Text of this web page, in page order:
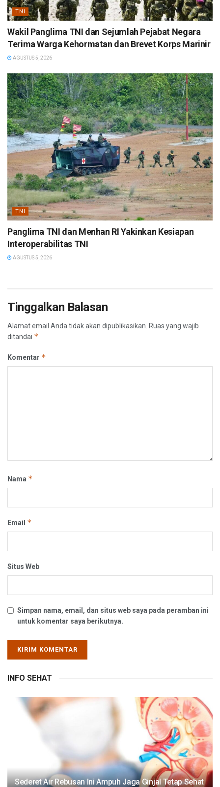
TNI
Wakil Panglima TNI dan Sejumlah Pejabat Negara
Terima Warga Kehormatan dan Brevet Korps Marinir
AGUSTUS 5, 2026
TNI
Panglima TNI dan Menhan RI Yakinkan Kesiapan
Interoperabilitas TNI
AGUSTUS 5, 2026
Tinggalkan Balasan
Alamat email Anda tidak akan dipublikasikan. Ruas yang wajib
ditandai *
Komentar *
Nama *
Email *
Situs Web
Simpan nama, email, dan situs web saya pada peramban ini
untuk komentar saya berikutnya.
INFO SEHAT
Sederet Air Rebusan Ini Ampuh Jaga Ginjal Tetap Sehat